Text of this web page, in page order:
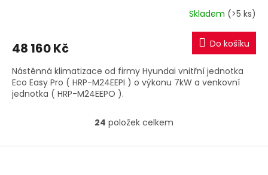
R
M
A
Skladem (>5 ks)
48 160 Kč Do košíku
Nástěnná klimatizace od firmy Hyundai vnitřní jednotka
Eco Easy Pro ( HRP-M24EEPI ) o výkonu 7kW a venkovní
jednotka ( HRP-M24EEPO ).
O
l
24 položek celkem
Z